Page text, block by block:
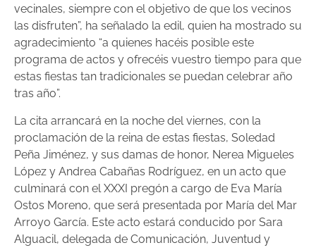
vecinales, siempre con el objetivo de que los vecinos
las disfruten”, ha señalado la edil, quien ha mostrado su
agradecimiento “a quienes hacéis posible este
programa de actos y ofrecéis vuestro tiempo para que
estas fiestas tan tradicionales se puedan celebrar año
tras año”.
La cita arrancará en la noche del viernes, con la
proclamación de la reina de estas fiestas, Soledad
Peña Jiménez, y sus damas de honor, Nerea Migueles
López y Andrea Cabañas Rodríguez, en un acto que
culminará con el XXXI pregón a cargo de Eva María
Ostos Moreno, que será presentada por María del Mar
Arroyo García. Este acto estará conducido por Sara
Alguacil, delegada de Comunicación, Juventud y